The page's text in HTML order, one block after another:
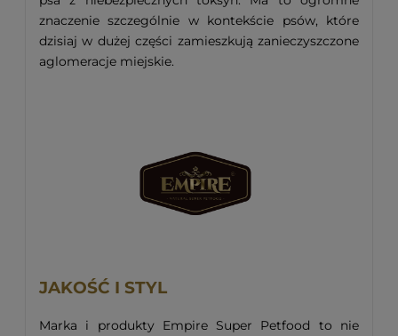
znaczenie szczególnie w kontekście psów, które
dzisiaj w dużej części zamieszkują zanieczyszczone
aglomeracje miejskie.
JAKOŚĆ I STYL
Marka i produkty Empire Super Petfood to nie